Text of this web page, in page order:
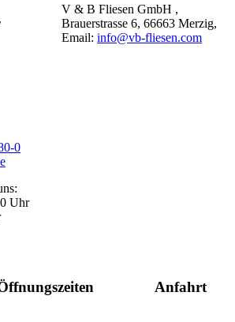
V & B Fliesen GmbH ,
Brauerstrasse 6, 66663 Merzig,
Email: info@vb-fliesen.com
0
Uhr
Anfahrt